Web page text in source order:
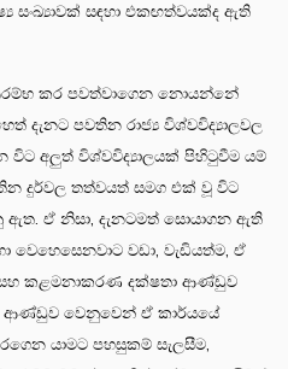
සඳහා එකඟත්වයක්ද ඇති
කර පවත්වාගෙන නොයන්නේ
දැනට පවතින රාජ්‍ය විශ්වවිද්‍යාලවල
අලුත් විශ්වවිද්‍යාලයක් පිහිටුවීම යම්
දුර්වල තත්වයත් සමග එක් වූ විට
ඒ නිසා, දැනටමත් සොයාගන ඇති
වෙහෙසෙනවාට වඩා, වැඩියත්ම, ඒ
සහ කළමනාකරණ දක්ෂතා ආණ්ඩුව
ආණ්ඩුව වෙනුවෙන් ඒ කාර්යයේ
යාමට පහසුකම් සැලසීම,